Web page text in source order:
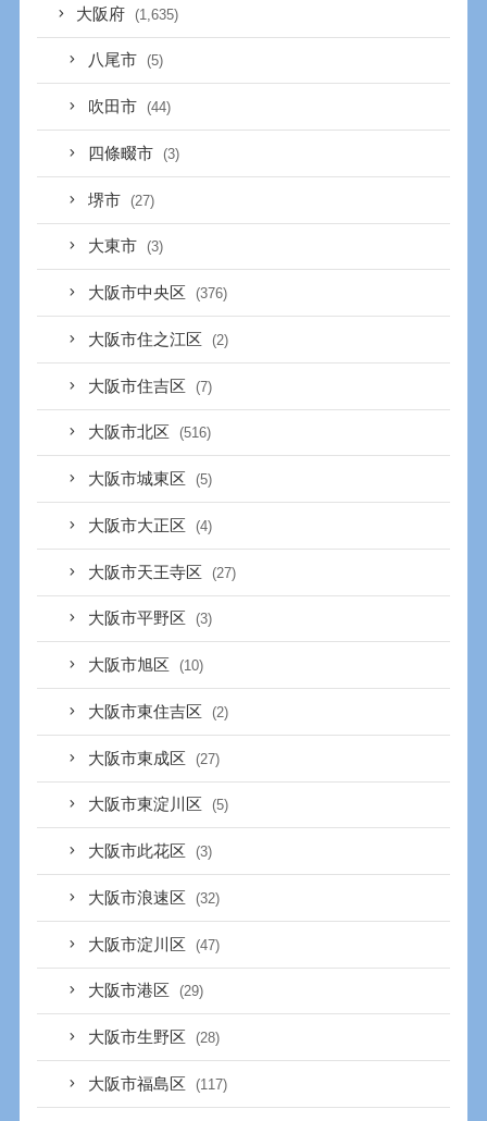
大阪府 (1,635)
八尾市 (5)
吹田市 (44)
四條畷市 (3)
堺市 (27)
大東市 (3)
大阪市中央区 (376)
大阪市住之江区 (2)
大阪市住吉区 (7)
大阪市北区 (516)
大阪市城東区 (5)
大阪市大正区 (4)
大阪市天王寺区 (27)
大阪市平野区 (3)
大阪市旭区 (10)
大阪市東住吉区 (2)
大阪市東成区 (27)
大阪市東淀川区 (5)
大阪市此花区 (3)
大阪市浪速区 (32)
大阪市淀川区 (47)
大阪市港区 (29)
大阪市生野区 (28)
大阪市福島区 (117)